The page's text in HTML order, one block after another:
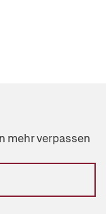
mehr verpassen